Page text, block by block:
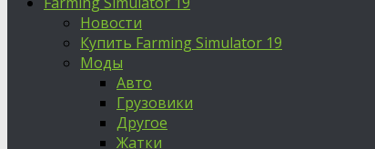
Новости
Купить Farming Simulator 19
Моды
Авто
Грузовики
Другое
Жатки